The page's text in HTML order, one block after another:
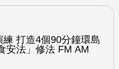
打造4個90分鐘環島
安法」修法 FM AM